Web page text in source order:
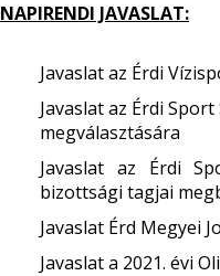
NAPIRENDI JAVASLAT:
Javaslat az Érdi
Javaslat az Érdi
megválasztására
Javaslat az Érdi
bizottsági tagjai
Javaslat Érd Megyei
Javaslat a 2021. évi